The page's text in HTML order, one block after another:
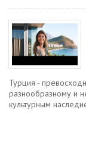
Турция -
разнообразному и
культурным